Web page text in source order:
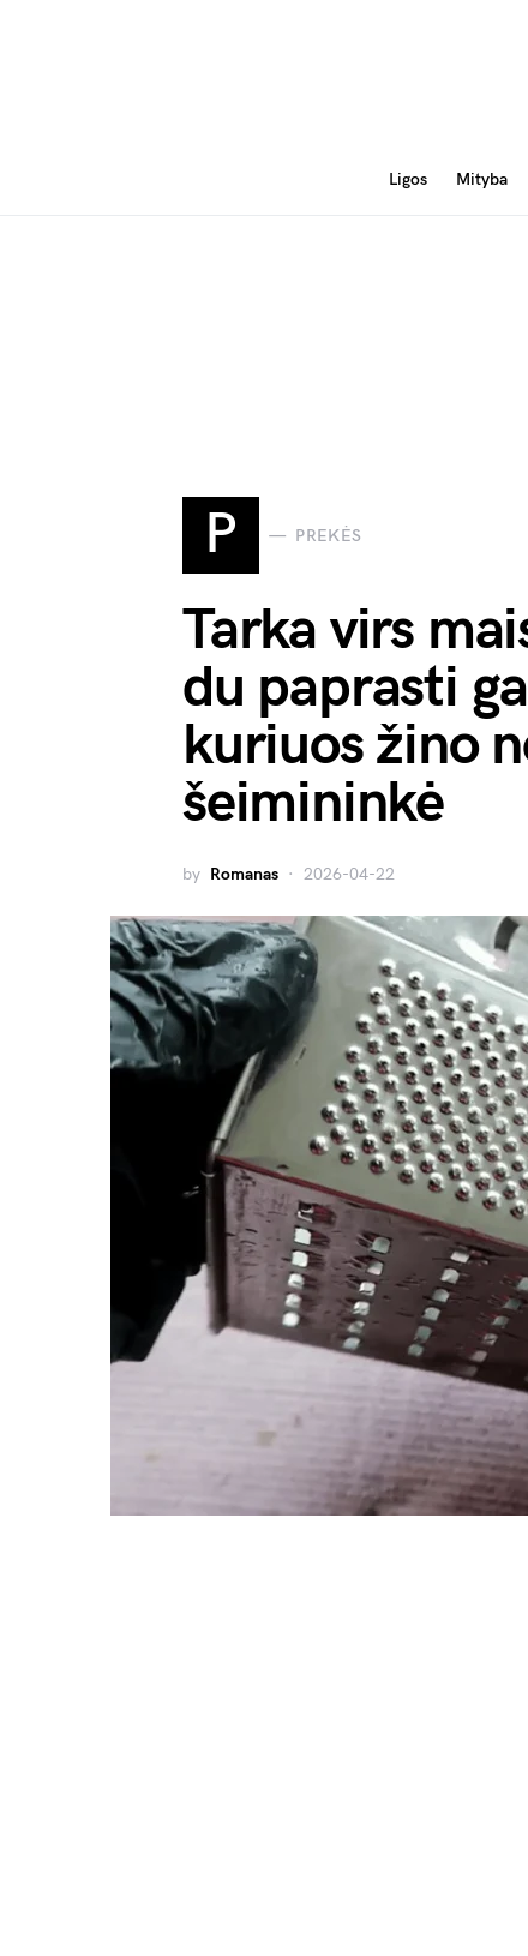
Ligos Mityba
P PREKĖS
Tarka virs
du paprasti
kuriuos žino
šeimininkė
by Romanas 2026-04-22